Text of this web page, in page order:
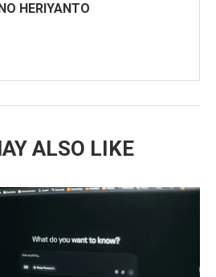
HERIYANTO
ALSO LIKE